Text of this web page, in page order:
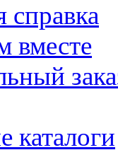
справка
вместе
каталоги